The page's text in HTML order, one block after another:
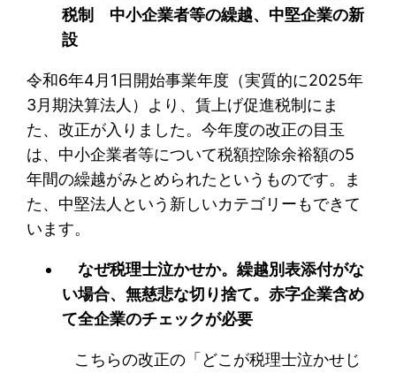
税制 中小企業者等の繰越、中堅企業の新
設
令和6年4月1日開始事業年度（実質的に2025年
3月期決算法人）より、賃上げ促進税制にま
た、改正が入りました。今年度の改正の目玉
は、中小企業者等について税額控除余裕額の5
年間の繰越がみとめられたというものです。ま
た、中堅法人という新しいカテゴリーもできて
います。
なぜ税理士泣かせか。繰越別表添付がな
い場合、無慈悲な切り捨て。赤字企業含め
て全企業のチェックが必要
こちらの改正の「どこが税理士泣かせじ